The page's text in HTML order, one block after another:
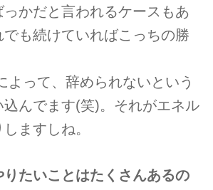
かだと言われるケースもあ
でも続けていればこっちの勝
よって、辞められないという
込んでます(笑)。それがエネル
ますしね。
たいことはたくさんあるの